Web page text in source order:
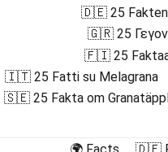
🇩🇪 25 Fakten
🇬🇷 25
🇫🇮 25 Faktaa
🇮🇹 25 Fatti su Melagrana
🇸🇪 25 Fakta om
🌍 Facts 🇩🇪